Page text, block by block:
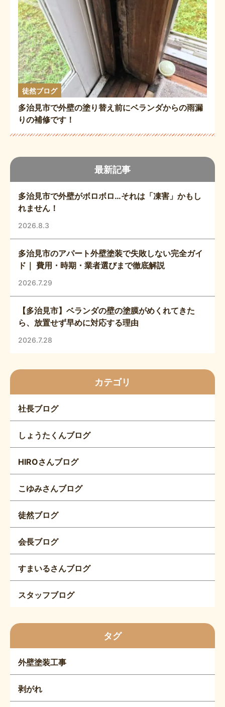
最新記事
多治見市で外壁がボロボロ…それは「凍害」かもし
れません！
2026.8.3
多治見市のアパート外壁塗装で失敗しない完全ガイ
ド｜ 費用・時期・業者選びまで徹底解説
2026.7.29
【多治見市】ベランダの壁の塗膜がめくれてきた
ら、放置せず早めに対応する理由
2026.7.28
カテゴリ
社長ブログ
しょうたくんブログ
HIROさんブログ
こゆみさんブログ
徒然ブログ
会長ブログ
すまいるさんブログ
スタッフブログ
タグ
外壁塗装工事
剥がれ
徒然ブログ
多治見市で外壁の塗り替え前にベランダからの雨漏
りの補修です！